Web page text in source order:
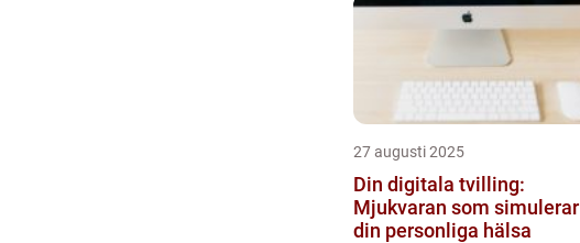
27 augusti 2025
Din digitala tvilling:
Mjukvaran som simulerar
din personliga hälsa